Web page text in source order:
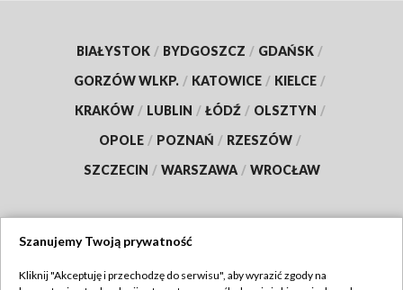
BIAŁYSTOK / BYDGOSZCZ / GDAŃSK /
GORZÓW WLKP. / KATOWICE / KIELCE /
KRAKÓW / LUBLIN / ŁÓDŹ / OLSZTYN /
OPOLE / POZNAŃ / RZESZÓW /
SZCZECIN / WARSZAWA / WROCŁAW
Szanujemy Twoją prywatność
Kliknij "Akceptuję i przechodzę do serwisu", aby wyrazić zgody na